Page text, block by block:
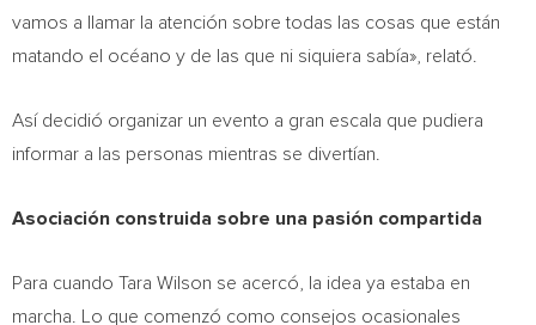
vamos a llamar la atención sobre todas las cosas que están
matando el océano y de las que ni siquiera sabía», relató.
Así decidió organizar un evento a gran escala que pudiera
informar a las personas mientras se divertían.
Asociación construida sobre una pasión compartida
Para cuando Tara Wilson se acercó, la idea ya estaba en
marcha. Lo que comenzó como consejos ocasionales